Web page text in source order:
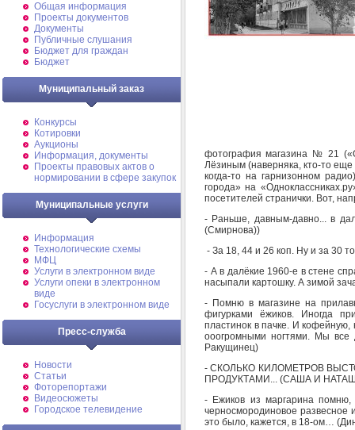
Общая информация
Проекты документов
Документы
Публичные слушания
Бюджет для граждан
Бюджет
Муниципальный заказ
Конкурсы
Котировки
Аукционы
Информация, документы
Проекты правовых актов о
нормировании в сфере закупок
Муниципальные услуги
Информация
Технологические схемы
МФЦ
Услуги в электронном виде
Услуги опеки в электронном
виде
Госуслуги в электронном виде
Пресс-служба
Новости
Статьи
Фоторепортажи
Видеосюжеты
Городское телевидение
фотография магазина № 21
Лёзиным (наверняка, кто-то
когда-то на гарнизонном
города» на
посетителей странички. Вот,
- Раньше, давным-давно... в
(Смирнова))
- За 18, 44 и 26 коп. Ну и за 30
- А в далёкие 1960-е в стене
насыпали картошку. А зимой
- Помню в магазине на
фигурками ёжиков. Иногда
пластинок в пачке. И
ооогромными ногтями. Мы
Ракущинец)
- СКОЛЬКО КИЛОМЕТРОВ
ПРОДУКТАМИ... (САША И
- Ежиков из маргарина
черносмородиновое
это было, кажется, в 18-ом…